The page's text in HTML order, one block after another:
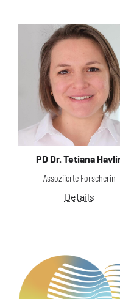
PD Dr. Tetiana
Assoziierte Forscherin
Details